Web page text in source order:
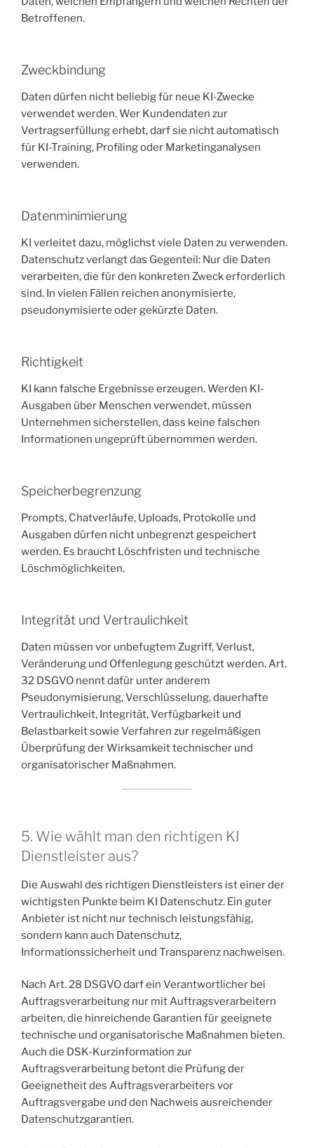
Betroffenen.
Zweckbindung
Daten dürfen nicht beliebig für neue KI-Zwecke
verwendet werden. Wer Kundendaten zur
Vertragserfüllung erhebt, darf sie nicht automatisch
für KI-Training, Profiling oder Marketinganalysen
verwenden.
Datenminimierung
KI verleitet dazu, möglichst viele Daten zu verwenden.
Datenschutz verlangt das Gegenteil: Nur die Daten
verarbeiten, die für den konkreten Zweck erforderlich
sind. In vielen Fällen reichen anonymisierte,
pseudonymisierte oder gekürzte Daten.
Richtigkeit
KI kann falsche Ergebnisse erzeugen. Werden KI-
Ausgaben über Menschen verwendet, müssen
Unternehmen sicherstellen, dass keine falschen
Informationen ungeprüft übernommen werden.
Speicherbegrenzung
Prompts, Chatverläufe, Uploads, Protokolle und
Ausgaben dürfen nicht unbegrenzt gespeichert
werden. Es braucht Löschfristen und technische
Löschmöglichkeiten.
Integrität und Vertraulichkeit
Daten müssen vor unbefugtem Zugriff, Verlust,
Veränderung und Offenlegung geschützt werden. Art.
32 DSGVO nennt dafür unter anderem
Pseudonymisierung, Verschlüsselung, dauerhafte
Vertraulichkeit, Integrität, Verfügbarkeit und
Belastbarkeit sowie Verfahren zur regelmäßigen
Überprüfung der Wirksamkeit technischer und
organisatorischer Maßnahmen.
5. Wie wählt man den richtigen KI
Dienstleister aus?
Die Auswahl des richtigen Dienstleisters ist einer der
wichtigsten Punkte beim KI Datenschutz. Ein guter
Anbieter ist nicht nur technisch leistungsfähig,
sondern kann auch Datenschutz,
Informationssicherheit und Transparenz nachweisen.
Nach Art. 28 DSGVO darf ein Verantwortlicher bei
Auftragsverarbeitung nur mit Auftragsverarbeitern
arbeiten, die hinreichende Garantien für geeignete
technische und organisatorische Maßnahmen bieten.
Auch die DSK-Kurzinformation zur
Auftragsverarbeitung betont die Prüfung der
Geeignetheit des Auftragsverarbeiters vor
Auftragsvergabe und den Nachweis ausreichender
Datenschutzgarantien.